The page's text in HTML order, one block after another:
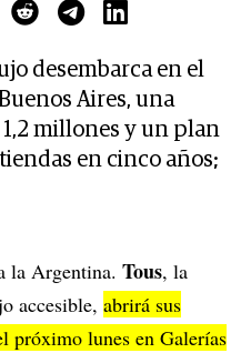
desembarca en el
Aires, una
millones y un plan
en cinco años;
la Argentina. Tous, la
accesible, abrirá sus
próximo lunes en Galerías